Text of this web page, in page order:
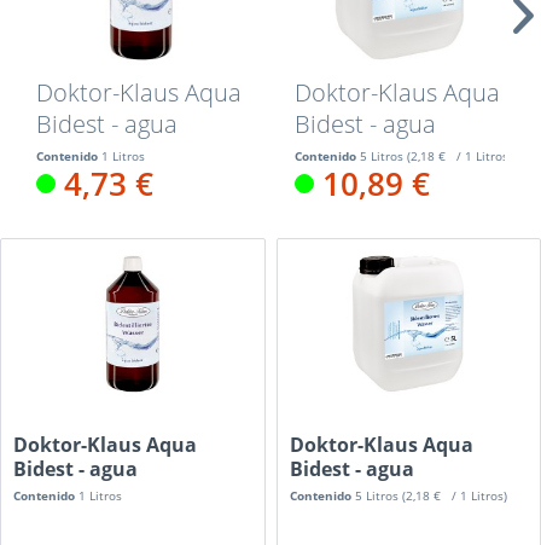
Doktor-Klaus Aqua
Bidest - agua
bidestilada, 1 l
Contenido 1 Litros
4,73 €
Doktor-Klaus Aqua
Bidest - agua
bidestilada, 5 l
Contenido 5 Litros (2,18 € / 1 Litros)
10,89 €
Doktor-Klaus Aqua
Bidest - agua
bidestilada, 1 l
Contenido 1 Litros
Doktor-Klaus Aqua
Bidest - agua
bidestilada, 5 l
Contenido 5 Litros (2,18 € / 1 Litros)